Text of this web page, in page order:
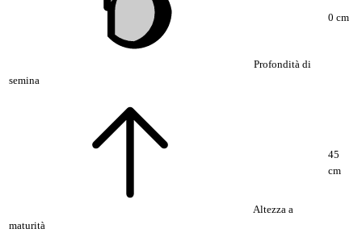
Profondità di
semina
0 cm
Altezza a
maturità
45
cm